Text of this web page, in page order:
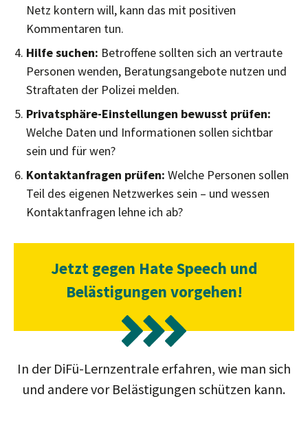
Netz kontern will, kann das mit positiven
Kommentaren tun.
Hilfe suchen: Betroffene sollten sich an vertraute
Personen wenden, Beratungsangebote nutzen und
Straftaten der Polizei melden.
Privatsphäre-Einstellungen bewusst prüfen:
Welche Daten und Informationen sollen sichtbar
sein und für wen?
Kontaktanfragen prüfen: Welche Personen sollen
Teil des eigenen Netzwerkes sein – und wessen
Kontaktanfragen lehne ich ab?
Jetzt gegen Hate Speech und
Belästigungen vorgehen!
In der DiFü-Lernzentrale erfahren, wie man sich
und andere vor Belästigungen schützen kann.